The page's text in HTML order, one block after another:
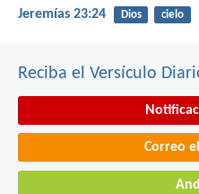
Jeremías 23:24 Dios cielo
Reciba el Versículo
Correo